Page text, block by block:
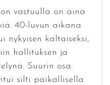
vastuulla on aina
40-luvun aikana
nykyisen kaltaiseksi,
hallituksen ja
Suurin osa
silti paikallisella